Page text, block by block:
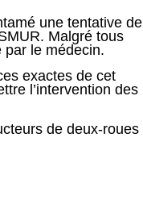
une tentative de
Malgré tous
par le médecin.
exactes de cet
l’intervention des
de deux-roues